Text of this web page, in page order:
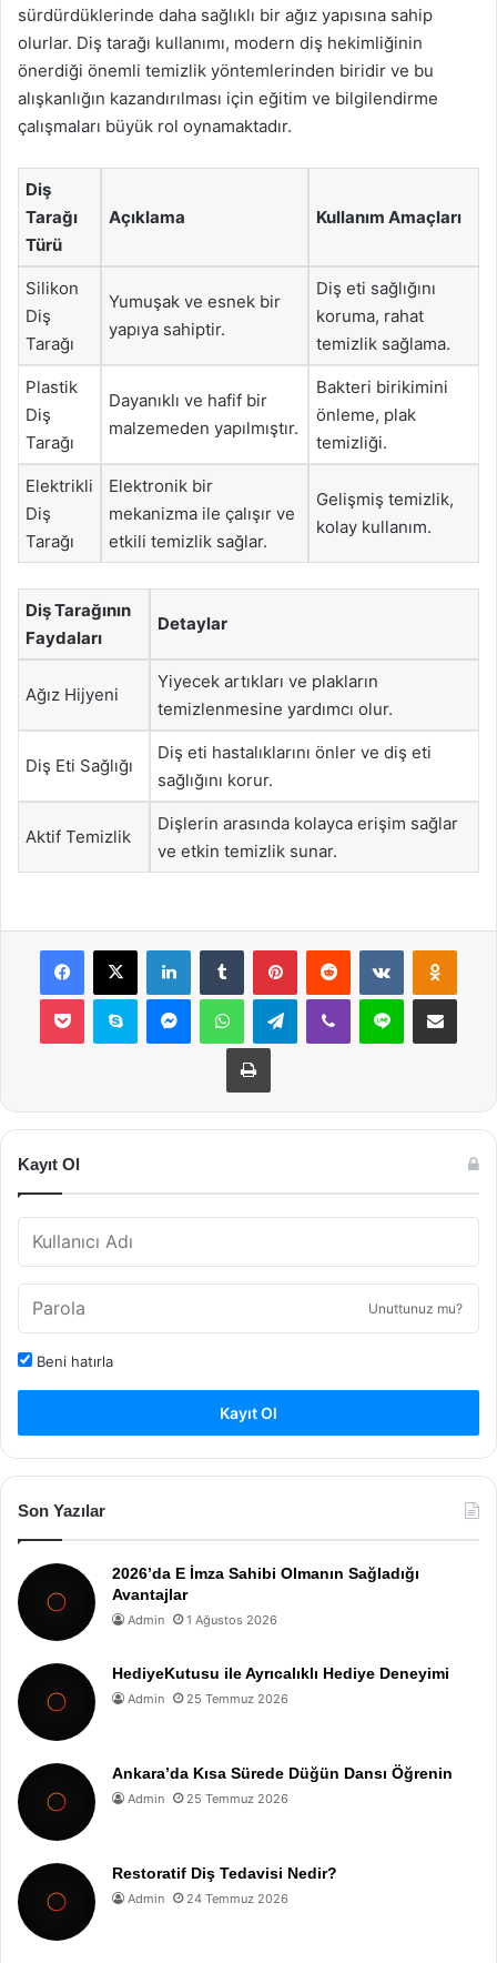
sürdürdüklerinde daha sağlıklı bir ağız yapısına sahip
olurlar. Diş tarağı kullanımı, modern diş hekimliğinin
önerdiği önemli temizlik yöntemlerinden biridir ve bu
alışkanlığın kazandırılması için eğitim ve bilgilendirme
çalışmaları büyük rol oynamaktadır.
Diş
Tarağı
Türü
Açıklama Kullanım Amaçları
Silikon
Diş
Tarağı
Yumuşak ve esnek bir
yapıya sahiptir.
Diş eti sağlığını
koruma, rahat
temizlik sağlama.
Plastik
Diş
Tarağı
Dayanıklı ve hafif bir
malzemeden yapılmıştır.
Bakteri birikimini
önleme, plak
temizliği.
Elektrikli
Diş
Tarağı
Elektronik bir
mekanizma ile çalışır ve
etkili temizlik sağlar.
Gelişmiş temizlik,
kolay kullanım.
Diş Tarağının
Faydaları
Detaylar
Ağız Hijyeni
Yiyecek artıkları ve plakların
temizlenmesine yardımcı olur.
Diş Eti Sağlığı
Diş eti hastalıklarını önler ve diş eti
sağlığını korur.
Aktif Temizlik
Dişlerin arasında kolayca erişim sağlar
ve etkin temizlik sunar.
Facebook
X LinkedInTumblr PinterestReddit VKontakte
Pocket Skype MessengerWhatsAppTelegramViber Line E-Posta ile
Yazdır
Kayıt Ol
Unuttunuz mu?
Beni hatırla
Kayıt Ol
Son Yazılar
2026’da E İmza Sahibi Olmanın Sağladığı
Avantajlar
Admin 1 Ağustos 2026
HediyeKutusu ile Ayrıcalıklı Hediye Deneyimi
Admin 25 Temmuz 2026
Ankara’da Kısa Sürede Düğün Dansı Öğrenin
Admin 25 Temmuz 2026
Restoratif Diş Tedavisi Nedir?
Admin 24 Temmuz 2026